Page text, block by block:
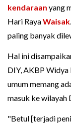
kendaraan yang
Hari RayaWaisak
paling banyak
Hal ini
DIY, AKBP
umum memang
masuk ke wilayah
"Betul [terjadi